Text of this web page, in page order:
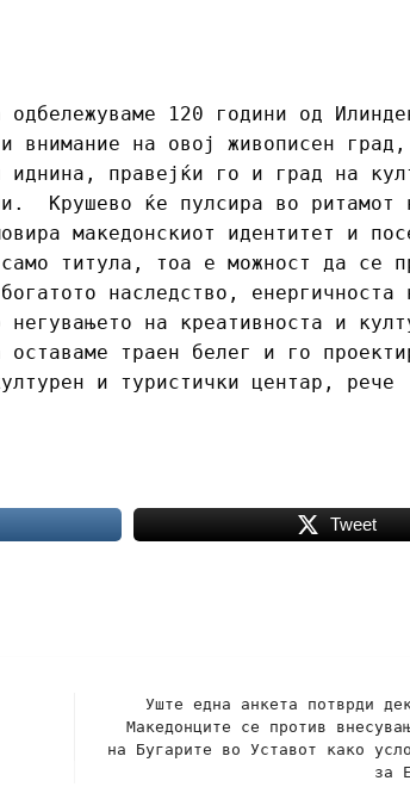
120 години од
внимание на овој живописен
иднина, правејќи го и град на
Крушево ќе пулсира во ритамот
македонскиот идентитет и
титула, тоа е можност да се
наследство, енергичноста
на креативноста и
траен белег и го
и туристички центар, рече
Tweet
Уште една анкета потврди
Македонците се против
на Бугарите во Уставот како
за